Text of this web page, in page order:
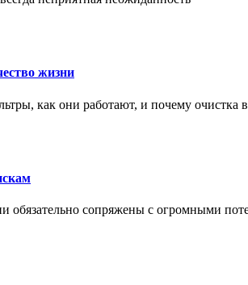
жизни
как они работают, и почему
обязательно сопряжены с огромными